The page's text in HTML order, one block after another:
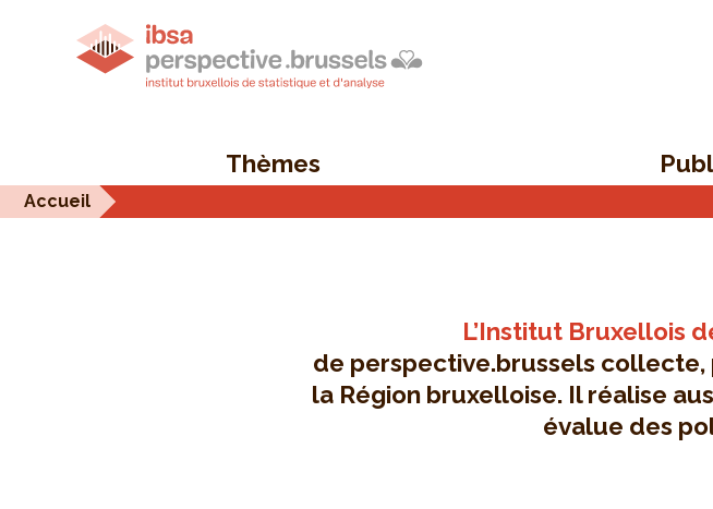
Thèmes
Accueil
L’Institut Bruxellois
de perspective.brussels
la Région bruxelloise. Il réalise
évalue des